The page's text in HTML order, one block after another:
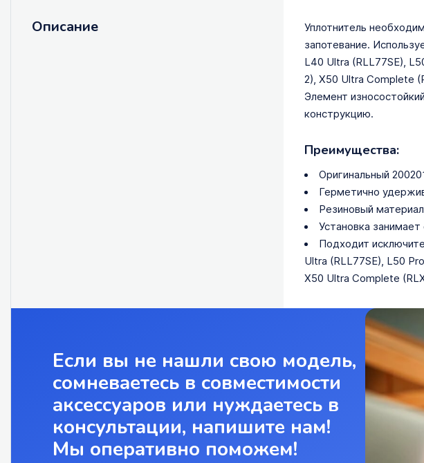
Описание
Уплотнитель
запотевание.
L40 Ultra (RLL77SE),
2), X50 Ultra Complete
Элемент
конструкцию.
Преимущества:
Оригинальный
Герметично
Резиновый
Установка
Подходит
Ultra (RLL77SE), L50
X50 Ultra Complete
Если вы не нашли свою модель,
сомневаетесь в совместимости
аксессуаров или нуждаетесь в
консультации, напишите нам!
Мы оперативно поможем!